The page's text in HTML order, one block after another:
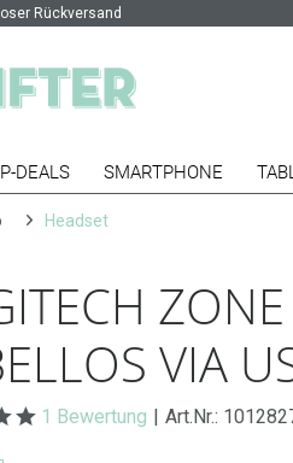
Rückversand
DEALS SMARTPHONE
Headset
VIA
1 Bewertung | Art.Nr.: